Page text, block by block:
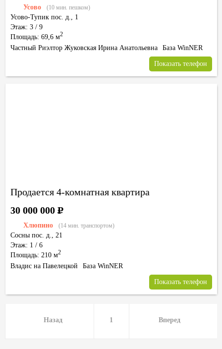
Усово (10 мин. пешком)
Усово-Тупик пос. д., 1
Этаж: 3 / 9
Площадь: 69,6 м2
Частный Риэлтор Жуковская Ирина Анатольевна База WinNER
Показать телефон
Продается 4-комнатная квартира
Хлюпино (14 мин. транспортом)
Сосны пос. д., 21
Этаж: 1 / 6
Площадь: 210 м2
30 000 000Р
Владис на Павелецкой База WinNER
Показать телефон
Назад 1 Вперед